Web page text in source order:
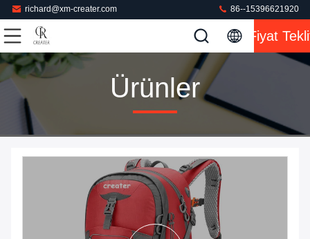
richard@xm-creater.com 86--15396621920
Fiyat
Ürünler